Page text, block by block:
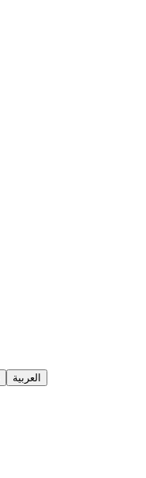
العربية